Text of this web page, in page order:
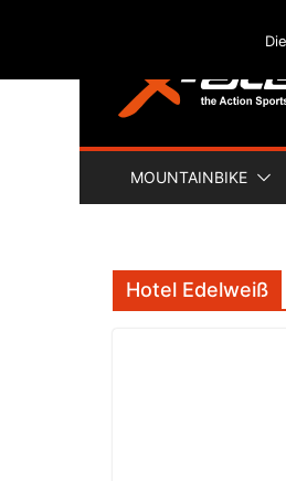
content
MOUNTAINBIKE
Hotel Edelweiß